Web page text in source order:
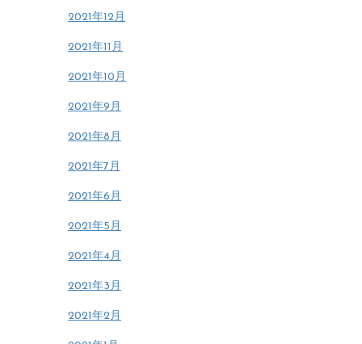
2021年12月
2021年11月
2021年10月
2021年9月
2021年8月
2021年7月
2021年6月
2021年5月
2021年4月
2021年3月
2021年2月